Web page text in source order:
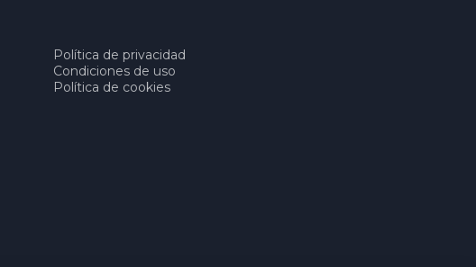
Política de privacidad
Condiciones de uso
Política de cookies